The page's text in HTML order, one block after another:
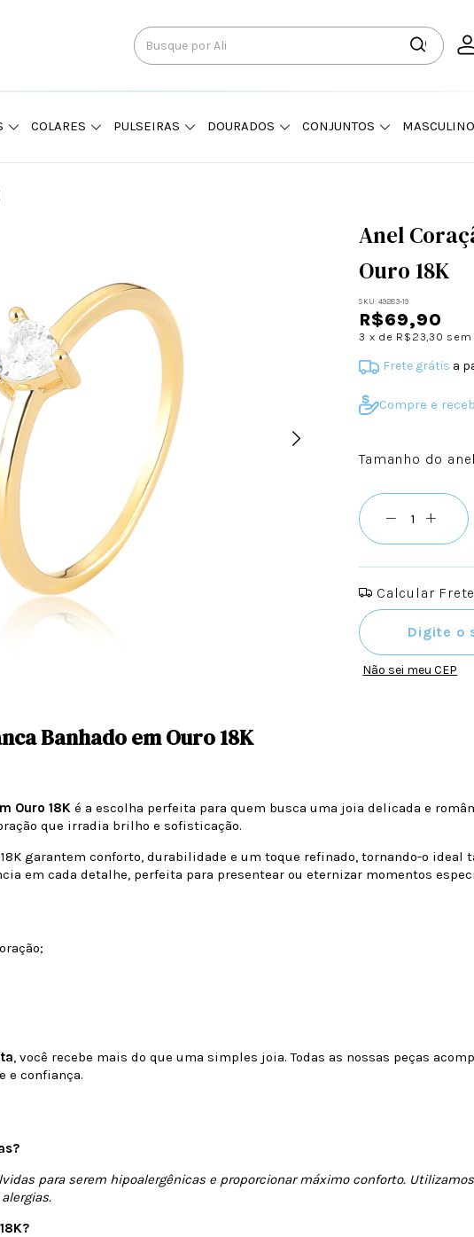
COLARES PULSEIRAS DOURADOS CONJUNTOS MASCULINO
Anel
Ouro 18K
SKU:49283-19
R$69,90
3 x de R$23,30
Frete grátis a
Compre e
Tamanho do
Calcular
Entregas para o
Não sei meu CEP
Banhado em Ouro 18K
Ouro 18K é a escolha perfeita para quem busca uma joia delicada e
que irradia brilho e sofisticação.
garantem conforto, durabilidade e um toque refinado, tornando-o ideal
em cada detalhe, perfeita para presentear ou eternizar momentos
, você recebe mais do que uma simples joia. Todas as nossas peças
e confiança.
para serem hipoalergênicas e proporcionar máximo conforto.